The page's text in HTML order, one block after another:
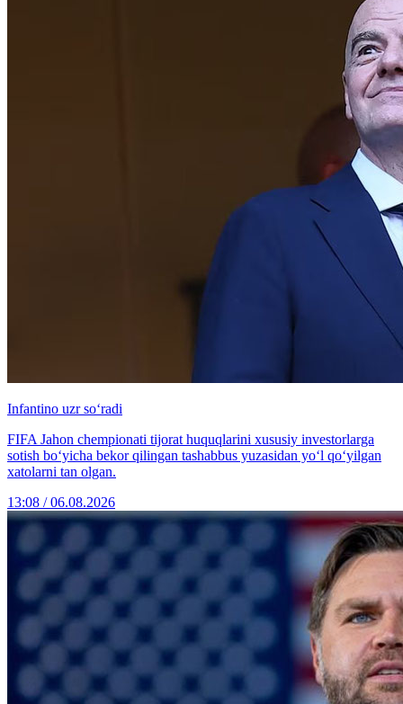
Infantino uzr so‘radi
FIFA Jahon chempionati tijorat huquqlarini xususiy investorlarga
sotish bo‘yicha bekor qilingan tashabbus yuzasidan yo‘l qo‘yilgan
xatolarni tan olgan.
13:08 / 06.08.2026